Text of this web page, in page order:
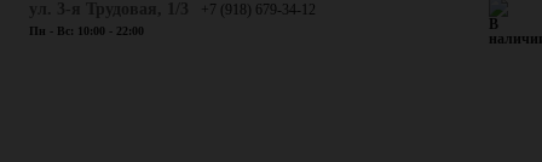
+7 (918) 679-34-12
Пн - Вс: 10:00 - 22:00